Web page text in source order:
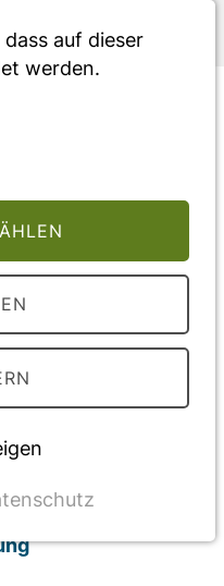
needed
first
ERA Congress
Beitrages
ndt/gfae069.720
auf dieser
werden.